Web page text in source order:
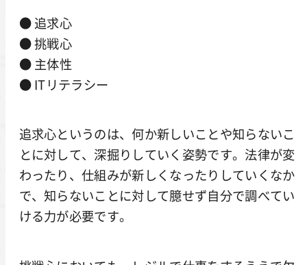
● 追求心
● 挑戦心
● 主体性
● ITリテラシー
追求心というのは、何か新しいことや知らないこ
とに対して、深掘りしていく姿勢です。法律が変
わったり、仕組みが新しくなったりしていくなか
で、知らないことに対して臆せず自分で調べてい
ける力が必要です。